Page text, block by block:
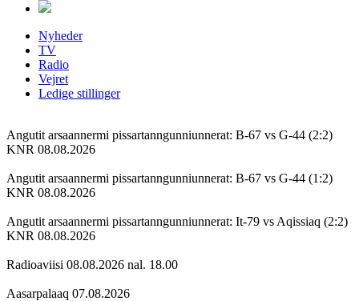
Nyheder
TV
Radio
Vejret
Ledige stillinger
Angutit arsaannermi pissartanngunniunnerat: B-67 vs G-44 (2:2)
KNR 08.08.2026
Angutit arsaannermi pissartanngunniunnerat: B-67 vs G-44 (1:2)
KNR 08.08.2026
Angutit arsaannermi pissartanngunniunnerat: It-79 vs Aqissiaq (2:2)
KNR 08.08.2026
Radioaviisi 08.08.2026 nal. 18.00
Aasarpalaaq 07.08.2026